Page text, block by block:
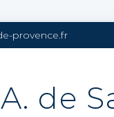
provence.fr
de